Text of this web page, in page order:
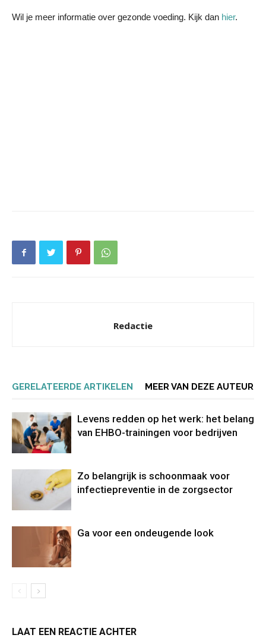
Wil je meer informatie over gezonde voeding. Kijk dan hier.
Redactie
GERELATEERDE ARTIKELEN MEER VAN DEZE AUTEUR
Levens redden op het werk: het belang
van EHBO-trainingen voor bedrijven
Zo belangrijk is schoonmaak voor
infectiepreventie in de zorgsector
Ga voor een ondeugende look
LAAT EEN REACTIE ACHTER